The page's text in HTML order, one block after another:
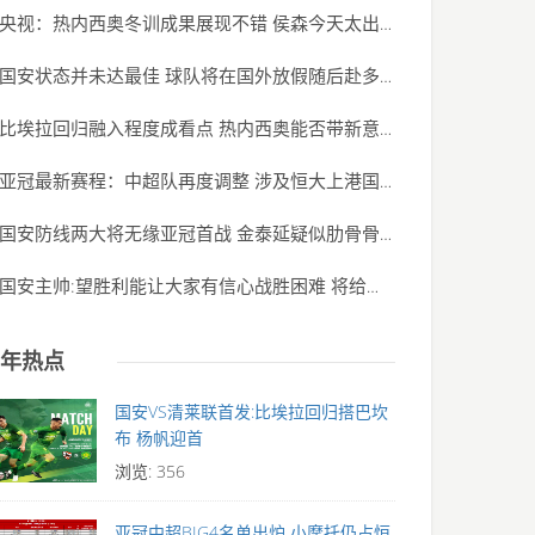
央视：热内西奥冬训成果展现不错 侯森今天太出
(2020-06-01)
国安状态并未达最佳 球队将在国外放假随后赴多
(2020-06-01)
比埃拉回归融入程度成看点 热内西奥能否带新意
(2020-06-01)
亚冠最新赛程：中超队再度调整 涉及恒大上港国
(2020-06-01)
国安防线两大将无缘亚冠首战 金泰延疑似肋骨骨
(2020-06-01)
国安主帅:望胜利能让大家有信心战胜困难 将给球
热点
国安VS清莱联首发:比埃拉回归搭巴坎
布 杨帆迎首
浏览: 356